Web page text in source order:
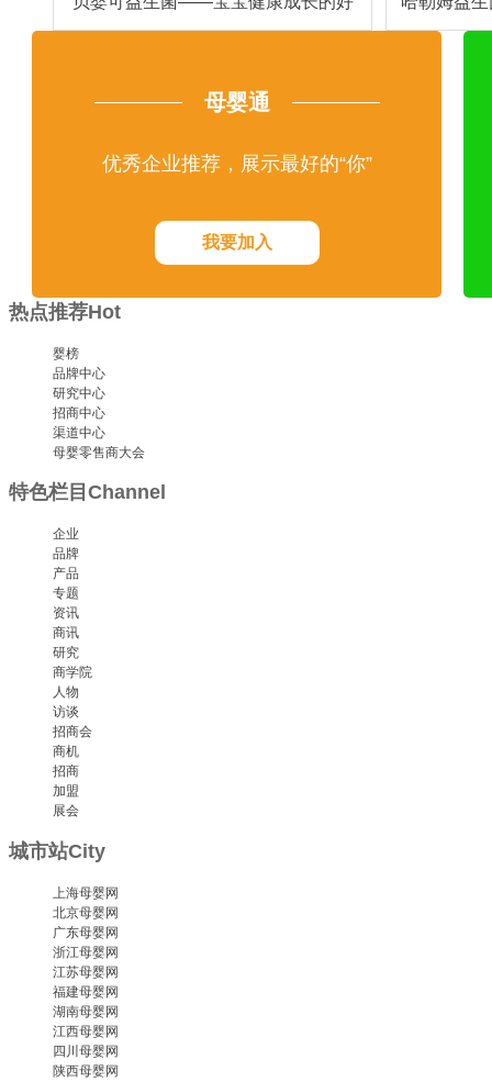
母婴通
优秀企业推荐，展示最好的“你”
我要加入
热点推荐Hot
婴榜
品牌中心
研究中心
招商中心
渠道中心
母婴零售商大会
特色栏目 Channel
企业
品牌
产品
专题
资讯
商讯
研究
商学院
人物
访谈
招商会
商机
招商
加盟
展会
城市站City
上海母婴网
北京母婴网
广东母婴网
浙江母婴网
江苏母婴网
福建母婴网
湖南母婴网
江西母婴网
四川母婴网
陕西母婴网